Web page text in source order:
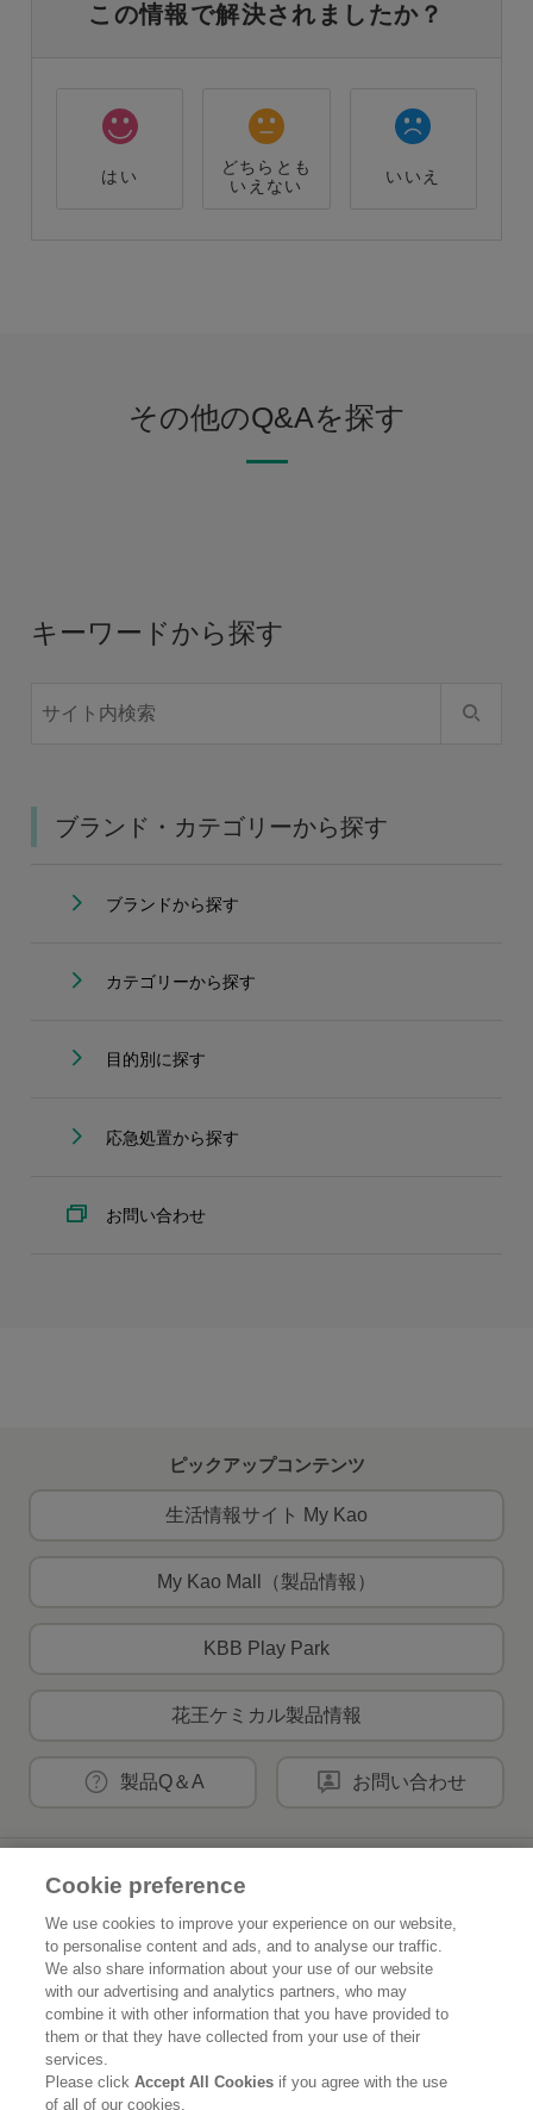
この情報で解決されましたか？
はい
どちらとも
いえない
いいえ
その他のQ&Aを探す
キーワードから探す
ブランド・カテゴリーから探す
ブランドから探す
カテゴリーから探す
目的別に探す
応急処置から探す
お問い合わせ
ピックアップコンテンツ
生活情報サイト My Kao
My Kao Mall（製品情報）
KBB Play Park
花王ケミカル製品情報
製品Q＆A お問い合わせ
花王公式SNSアカウント
Home 花王について
サステナビリティ
Cookie preference
We use cookies to improve your experience on our website,
to personalise content and ads, and to analyse our traffic.
We also share information about your use of our website
with our advertising and analytics partners, who may
combine it with other information that you have provided to
them or that they have collected from your use of their
services.
Please clickAccept All Cookies if you agree with the use
of all of our cookies.